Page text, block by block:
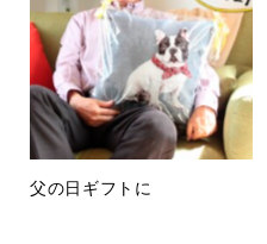
父の日ギフトに